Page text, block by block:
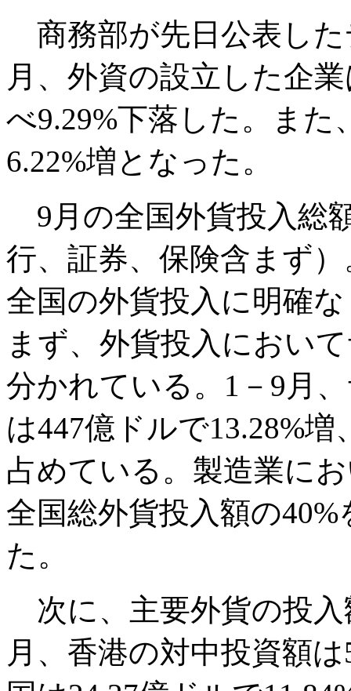
商務部が先日公表し
月、外資の設立した企
べ9.29%下落した。また
6.22%増となった。
9月の全国外貨投入総
行、証券、保険含まず
全国の外貨投入に明確
まず、外貨投入におい
分かれている。1－9月
は447億ドルで13.28%
占めている。製造業に
全国総外貨投入額の
た。
次に、主要外貨の投
月、香港の対中投資額